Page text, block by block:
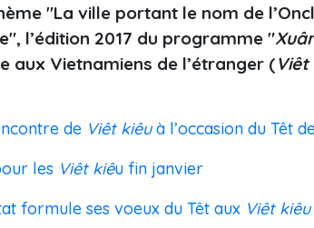
"La ville portant le nom de
l’édition 2017 du programme "
aux Vietnamiens de l’étranger (Viêt
de Viêt kiêuà l’occasion du Têt
les Viêt kiêu fin janvier
formule ses voeux du Têt aux Viêt kiêu